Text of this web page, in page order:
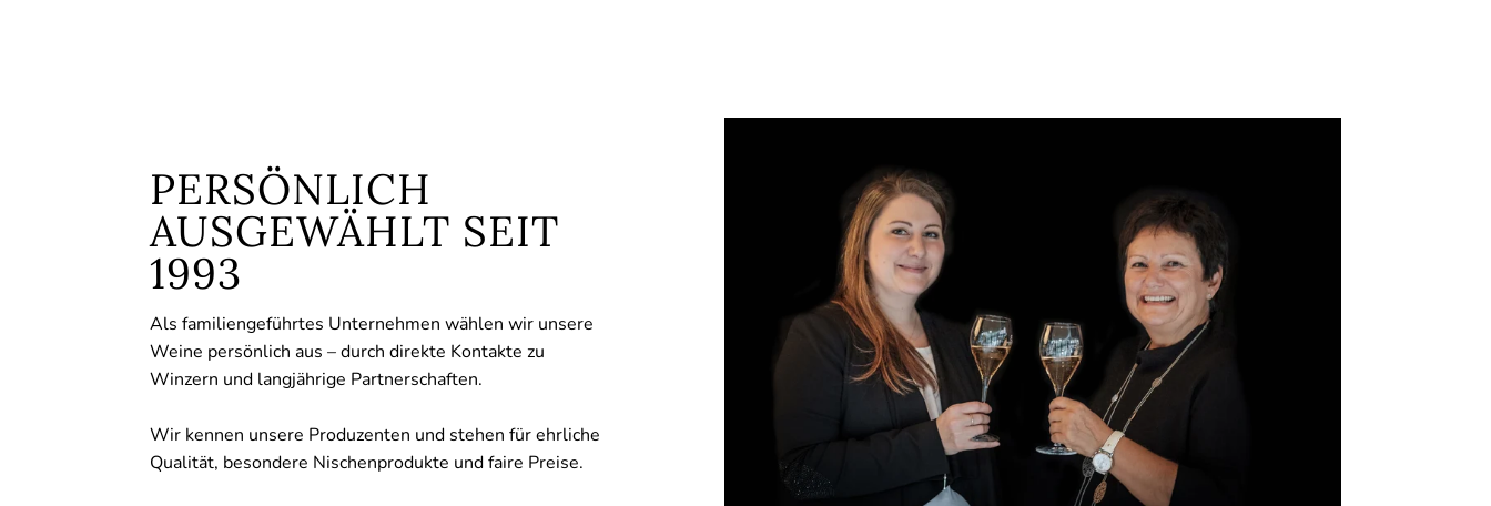
PERSÖNLICH
AUSGEWÄHLT SEIT
1993
Als familiengeführtes Unternehmen wählen wir unsere
Weine persönlich aus – durch direkte Kontakte zu
Winzern und langjährige Partnerschaften.
Wir kennen unsere Produzenten und stehen für ehrliche
Qualität, besondere Nischenprodukte und faire Preise.